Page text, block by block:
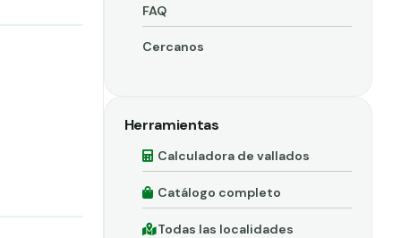
FAQ
Cercanos
Herramientas
Calculadora de vallados
Catálogo completo
Todas las localidades